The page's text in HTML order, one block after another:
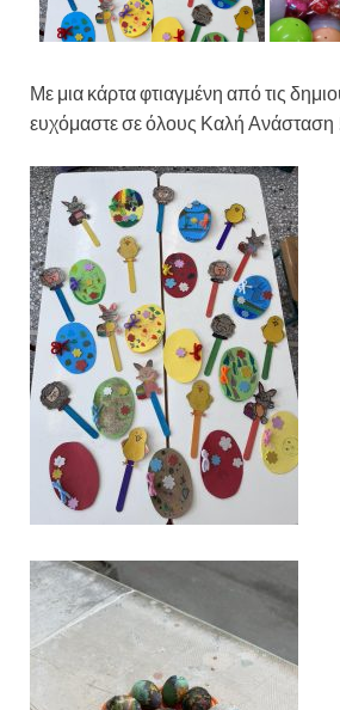
Με μια κάρτα φτιαγμένη από τις
ευχόμαστε σε όλους Καλή Ανάσταση